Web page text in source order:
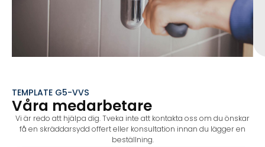
TEMPLATE G5-VVS
Våra medarbetare
Vi är redo att hjälpa dig. Tveka inte att kontakta oss om du önskar
få en skräddarsydd offert eller konsultation innan du lägger en
beställning.